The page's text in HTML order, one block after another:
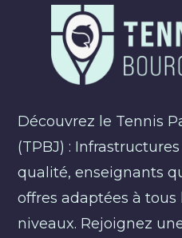
Découvrez le Tennis
(TPBJ) :
qualité, enseignants
offres adaptées à tous
niveaux. Rejoignez